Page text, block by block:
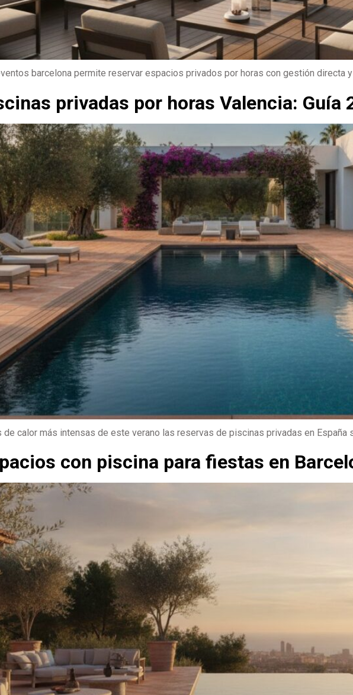
barcelona permite reservar espacios privados por horas con gestión directa
privadas por horas Valencia: Guía
de calor más intensas de este verano las reservas de piscinas privadas en España
con piscina para fiestas en